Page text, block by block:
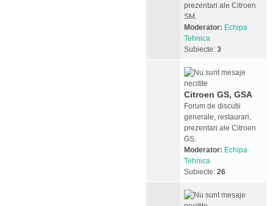
prezentari ale Citroen
SM.
Moderator: Echipa
Tehnica
Subiecte: 3
Citroen GS, GSA
Forum de discutii
generale, restaurari,
prezentari ale Citroen
GS.
Moderator: Echipa
Tehnica
Subiecte: 26